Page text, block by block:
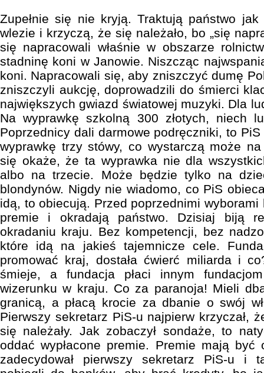
Zupełnie się nie kryją. Traktują państwo
wlezie i krzyczą, że się należało, bo „się
się napracowali właśnie w obszarze
stadninę koni w Janowie. Niszcząc
koni. Napracowali się, aby zniszczyć dumę
zniszczyli aukcję, doprowadzili do śmierci
największych gwiazd światowej muzyki. Dla
Na wyprawkę szkolną 300 złotych, niech
Poprzednicy dali darmowe podręczniki, to
wyprawkę trzy stówy, co wystarczą może
się okaże, że ta wyprawka nie dla
albo na trzecie. Może będzie tylko na
blondynów. Nigdy nie wiadomo, co PiS
idą, to obiecują. Przed poprzednimi
premie i okradają państwo. Dzisiaj biją
okradaniu kraju. Bez kompetencji, bez
które idą na jakieś tajemnicze cele.
promować kraj, dostała ćwierć miliarda i
śmieje, a fundacja płaci innym
wizerunku w kraju. Co za paranoja! Mieli
granicą, a płacą krocie za dbanie o swój
Pierwszy sekretarz PiS-u najpierw krzyczał,
się należały. Jak zobaczył sondaże, to
oddać wypłacone premie. Premie mają być
zadecydował pierwszy sekretarz PiS-u i